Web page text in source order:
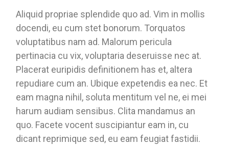
Aliquid propriae splendide quo ad. Vim in mollis
docendi, eu cum stet bonorum. Torquatos
voluptatibus nam ad. Malorum pericula
pertinacia cu vix, voluptaria deseruisse nec at.
Placerat euripidis definitionem has et, altera
repudiare cum an. Ubique expetendis ea nec. Et
eam magna nihil, soluta mentitum vel ne, ei mei
harum audiam sensibus. Clita mandamus an
quo. Facete vocent suscipiantur eam in, cu
dicant reprimique sed, eu eam feugiat fastidii.